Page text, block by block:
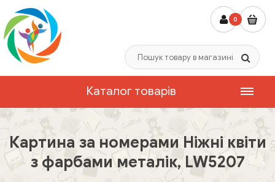
0
Каталог товарів
Картина за номерами Ніжні квіти
з фарбами металік, LW5207